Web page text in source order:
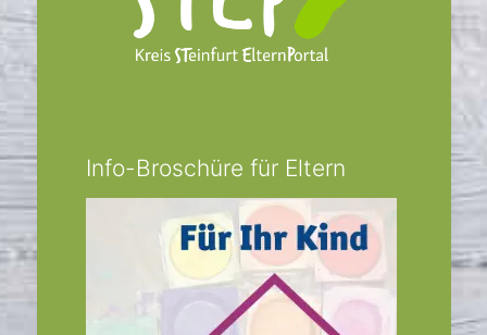
Info-Broschüre für Eltern